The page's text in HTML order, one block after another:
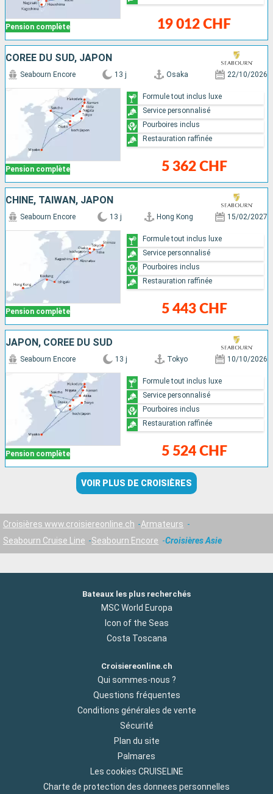
Pension complète 19 012 CHF
CORÉE DU SUD, JAPON
Pension complète
Seabourn Encore 13 j Osaka 22/10/2026
5 362 CHF
Formule tout inclus luxe
Service personnalisé
Pourboires inclus
Restauration raffinée
CHINE, TAÏWAN, JAPON
Pension complète
Seabourn Encore 13 j Hong Kong 15/02/2027
5 443 CHF
Formule tout inclus luxe
Service personnalisé
Pourboires inclus
Restauration raffinée
JAPON, CORÉE DU SUD
Pension complète
Seabourn Encore 13 j Tokyo 10/10/2026
5 524 CHF
Formule tout inclus luxe
Service personnalisé
Pourboires inclus
Restauration raffinée
VOIR PLUS DE CROISIÈRES
Croisières www.croisiereonline.ch
Armateurs
Seabourn Cruise Line
Seabourn Encore Croisières Asie
Bateaux les plus recherchés
MSC World Europa
Icon of the Seas
Costa Toscana
Croisiereonline.ch
Qui sommes-nous ?
Questions fréquentes
Conditions générales de vente
Sécurité
Plan du site
Palmares
Les cookies CRUISELINE
Charte de protection des donnees personnelles